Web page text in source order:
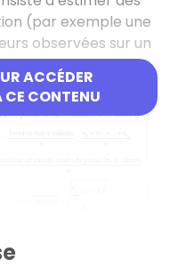
ACCÉDER
CONTENU
(par exemple une
observées sur un